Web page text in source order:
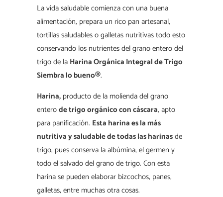
La vida saludable comienza con una buena
alimentación, prepara un rico pan artesanal,
tortillas saludables o galletas nutritivas todo esto
conservando los nutrientes del grano entero del
trigo de la Harina Orgánica Integral de Trigo
Siembra lo bueno®.
Harina, producto de la molienda del grano
enterode trigo orgánico con cáscara, apto
para panificación. Esta harina es la más
nutritiva y saludable de todas las harinasde
trigo, pues conserva la albúmina, el germen y
todo el salvado del grano de trigo. Con esta
harina se pueden elaborar bizcochos, panes,
galletas, entre muchas otra cosas.